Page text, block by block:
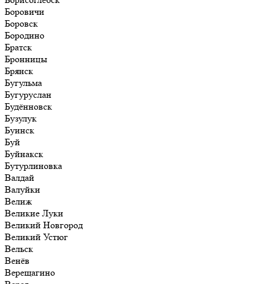
Боровичи
Боровск
Бородино
Братск
Бронницы
Брянск
Бугульма
Бугуруслан
Будённовск
Бузулук
Буинск
Буй
Буйнакск
Бутурлиновка
Валдай
Валуйки
Велиж
Великие Луки
Великий Новгород
Великий Устюг
Вельск
Венёв
Верещагино